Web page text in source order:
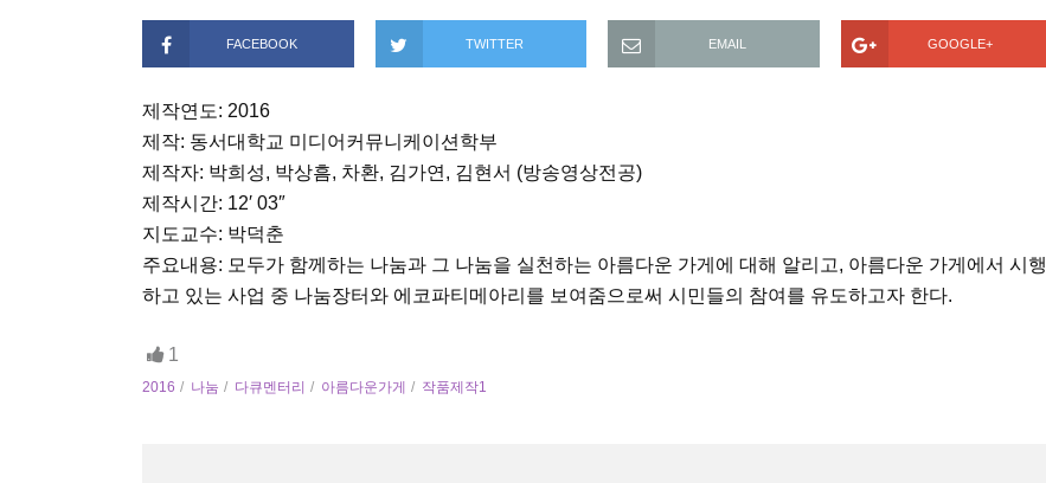
FACEBOOK TWITTER EMAIL GOOGLE+
제작연도: 2016
제작: 동서대학교 미디어커뮤니케이션학부
제작자: 박희성, 박상흠, 차환, 김가연, 김현서 (방송영상전공)
제작시간: 12′ 03″
지도교수: 박덕춘
주요내용: 모두가 함께하는 나눔과 그 나눔을 실천하는 아름다운 가게에 대해 알리고, 아름다운 가게에서 시행
하고 있는 사업 중 나눔장터와 에코파티메아리를 보여줌으로써 시민들의 참여를 유도하고자 한다.
1
2016 나눔 다큐멘터리 아름다운가게 작품제작1